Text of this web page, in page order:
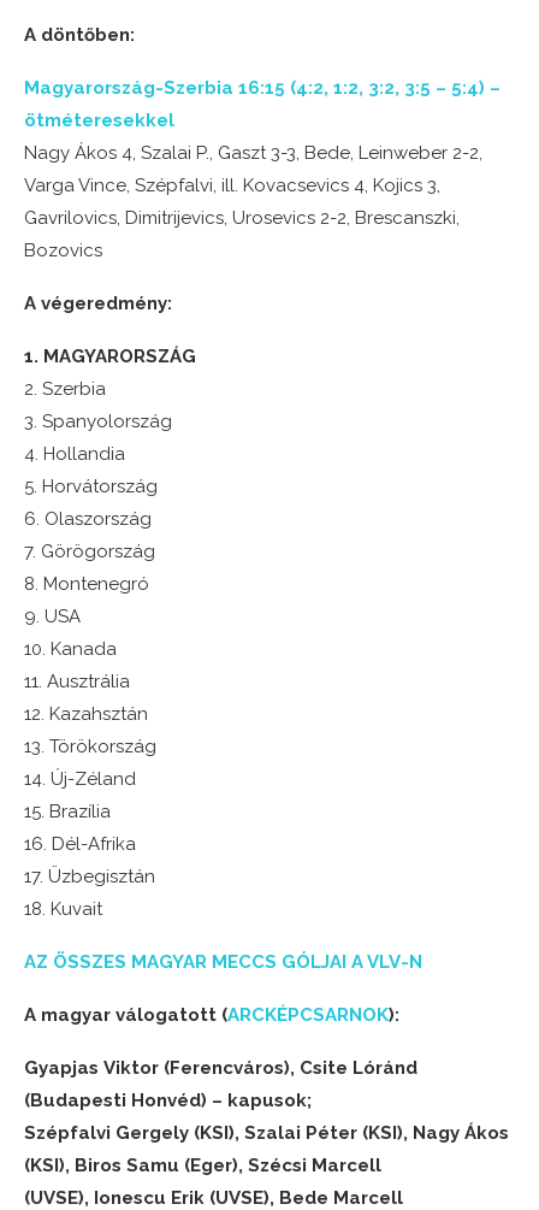
A döntőben:
Magyarország-Szerbia 16:15 (4:2, 1:2, 3:2, 3:5 – 5:4) –
ötméteresekkel
Nagy Ákos 4, Szalai P., Gaszt 3-3, Bede, Leinweber 2-2,
Varga Vince, Szépfalvi, ill. Kovacsevics 4, Kojics 3,
Gavrilovics, Dimitrijevics, Urosevics 2-2, Brescanszki,
Bozovics
A végeredmény:
1. MAGYARORSZÁG
2. Szerbia
3. Spanyolország
4. Hollandia
5. Horvátország
6. Olaszország
7. Görögország
8. Montenegró
9. USA
10. Kanada
11. Ausztrália
12. Kazahsztán
13. Törökország
14. Új-Zéland
15. Brazília
16. Dél-Afrika
17. Üzbegisztán
18. Kuvait
AZ ÖSSZES MAGYAR MECCS GÓLJAI A VLV-N
A magyar válogatott (ARCKÉPCSARNOK):
Gyapjas Viktor (Ferencváros), Csite Lóránd
(Budapesti Honvéd) – kapusok;
Szépfalvi Gergely (KSI), Szalai Péter (KSI), Nagy Ákos
(KSI), Biros Samu (Eger), Szécsi Marcell
(UVSE), Ionescu Erik (UVSE), Bede Marcell